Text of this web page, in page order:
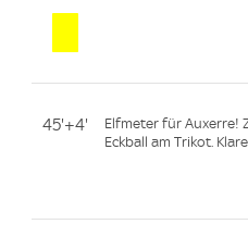
45'+4'
Elfmeter für Auxerre!
Eckball am Trikot. Klare